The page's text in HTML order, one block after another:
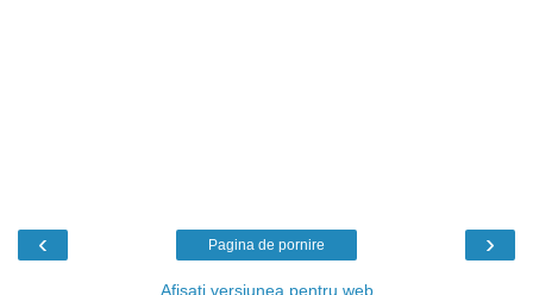
‹ ›
Pagina de pornire
Afișați versiunea pentru web